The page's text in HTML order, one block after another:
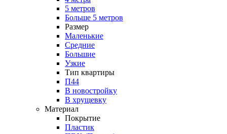
5 метров
Больше 5 метров
Размер
Маленькие
Средние
Большие
Узкие
Тип квартиры
П44
В новостройку
В хрущевку
Материал
Покрытие
Пластик